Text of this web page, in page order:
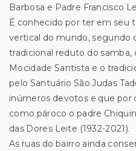
Barbosa e Padre Francisco
É conhecido por ter em seu
vertical do mundo, segundo
tradicional reduto do samba,
Mocidade Santista e o
pelo Santuário São Judas
inúmeros devotos e que por
como pároco o padre
das Dores Leite (1932-2021).
As ruas do bairro ainda